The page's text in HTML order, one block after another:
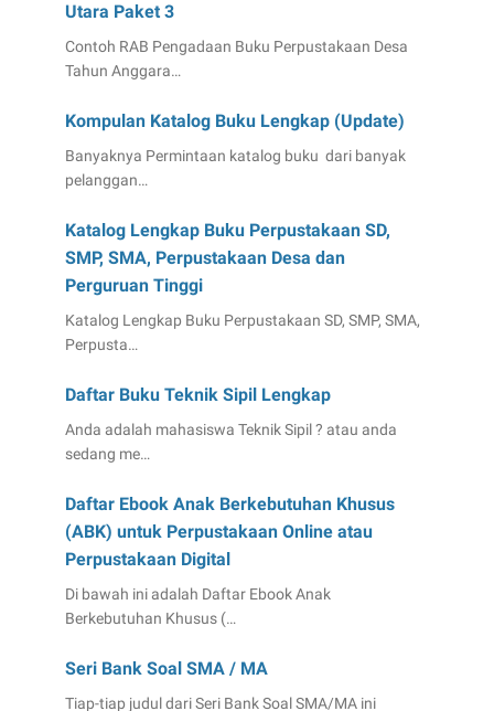
Utara Paket 3
Contoh RAB Pengadaan Buku Perpustakaan Desa
Tahun Anggara…
Kompulan Katalog Buku Lengkap (Update)
Banyaknya Permintaan katalog buku dari banyak
pelanggan…
Katalog Lengkap Buku Perpustakaan SD,
SMP, SMA, Perpustakaan Desa dan
Perguruan Tinggi
Katalog Lengkap Buku Perpustakaan SD, SMP, SMA,
Perpusta…
Daftar Buku Teknik Sipil Lengkap
Anda adalah mahasiswa Teknik Sipil ? atau anda
sedang me…
Daftar Ebook Anak Berkebutuhan Khusus
(ABK) untuk Perpustakaan Online atau
Perpustakaan Digital
Di bawah ini adalah Daftar Ebook Anak
Berkebutuhan Khusus (…
Seri Bank Soal SMA / MA
Tiap-tiap judul dari Seri Bank Soal SMA/MA ini